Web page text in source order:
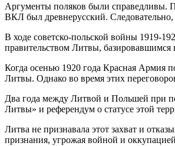
Аргументы поляков были справедливы.
ВКЛ был древнерусский.
В ходе советско-польской войны 1919-
правительством Литвы, базировавшимся
Когда осенью 1920 года Красная Армия
Литвы. Однако во время этих
Два года между Литвой и Польшей при
Литвы» и референдум о статусе этой
Литва не признавала этот захват и
признания, угрожая войной и